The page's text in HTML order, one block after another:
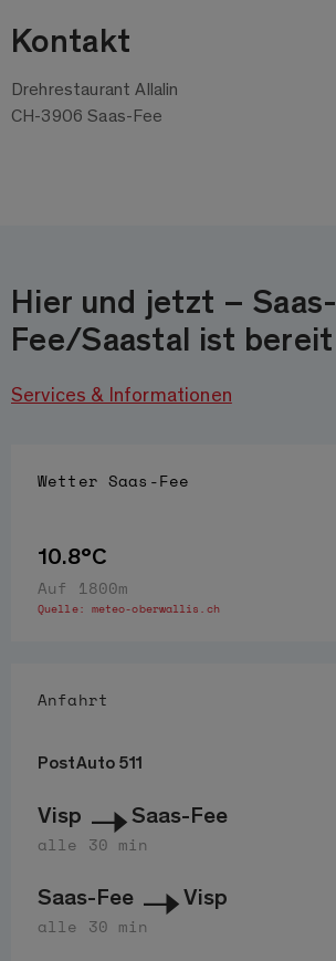
Kontakt
Drehrestaurant Allalin
CH-3906 Saas-Fee
Hier und jetzt – Saas-
Fee/Saastal ist bereit
Services & Informationen
Wetter Saas-Fee
10.8°C
Auf 1800m
Quelle: meteo-oberwallis.ch
Anfahrt
PostAuto 511
Visp Saas-Fee
alle 30 min
Saas-Fee Visp
alle 30 min